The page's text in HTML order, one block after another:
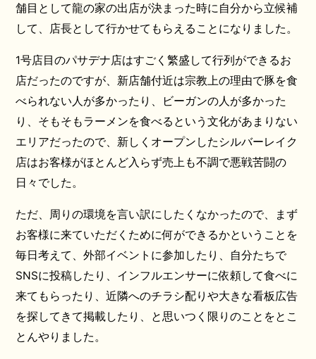
舗目として龍の家の出店が決まった時に自分から立候補
して、店長として行かせてもらえることになりました。
1号店目のパサデナ店はすごく繁盛して行列ができるお
店だったのですが、新店舗付近は宗教上の理由で豚を食
べられない人が多かったり、ビーガンの人が多かった
り、そもそもラーメンを食べるという文化があまりない
エリアだったので、新しくオープンしたシルバーレイク
店はお客様がほとんど入らず売上も不調で悪戦苦闘の
日々でした。
ただ、周りの環境を言い訳にしたくなかったので、まず
お客様に来ていただくために何ができるかということを
毎日考えて、外部イベントに参加したり、自分たちで
SNSに投稿したり、インフルエンサーに依頼して食べに
来てもらったり、近隣へのチラシ配りや大きな看板広告
を探してきて掲載したり、と思いつく限りのことをとこ
とんやりました。